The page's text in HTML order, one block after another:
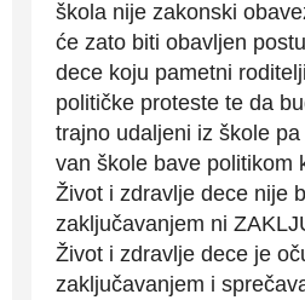
škola nije zakonski
će zato biti obavljen
dece koju pametni
političke proteste te da
trajno udaljeni iz škole
van škole bave politikom
Život i zdravlje dece nije
zaključavanjem ni
Život i zdravlje dece je
zaključavanjem i